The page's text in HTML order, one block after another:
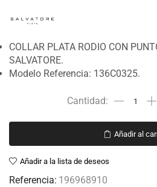
COLLAR PLATA RODIO CON
SALVATORE.
Modelo Referencia: 136C0325.
Añadir al
Añadir a la lista de deseos
Referencia: 196968910